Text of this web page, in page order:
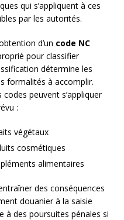
qui s’appliquent à ces
par les autorités.
d’un code NC
pour classifier
détermine les
formalités à accomplir.
codes peuvent s’appliquer
:
végétaux
cosmétiques
alimentaires
des conséquences
douanier à la saisie
à des poursuites pénales si